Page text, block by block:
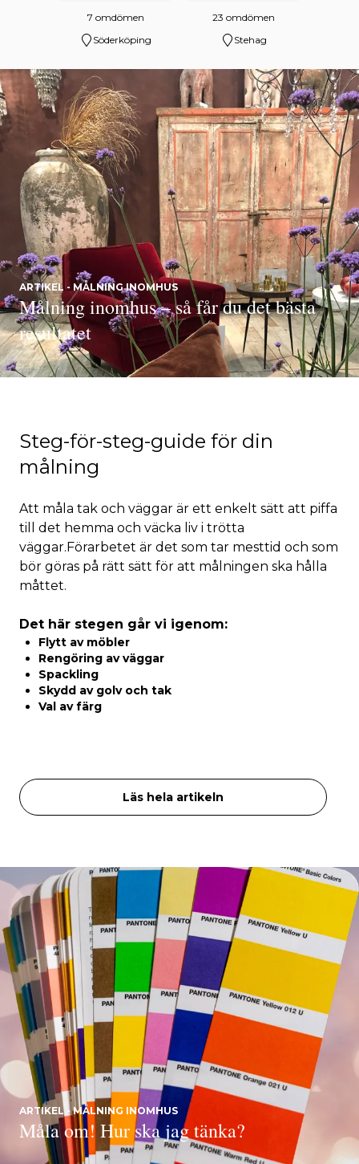
7 omdömen
Söderköping
23 omdömen
Stehag
Steg-för-steg-guide för din
målning
Att måla tak och väggar är ett enkelt sätt att piffa
till det hemma och väcka liv i trötta
väggar.Förarbetet är det som tar mesttid och som
bör göras på rätt sätt för att målningen ska hålla
måttet.
Det här stegen går vi igenom:
Flytt av möbler
Rengöring av väggar
Spackling
Skydd av golv och tak
Val av färg
Läs hela artikeln
ARTIKEL - MÅLNING INOMHUS
Målning inomhus – så får du det bästa
resultatet
ARTIKEL - MÅLNING INOMHUS
Måla om! Hur ska jag tänka?